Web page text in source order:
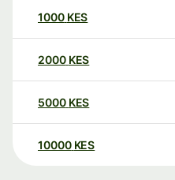
1000 KES
2000 KES
5000 KES
10000 KES